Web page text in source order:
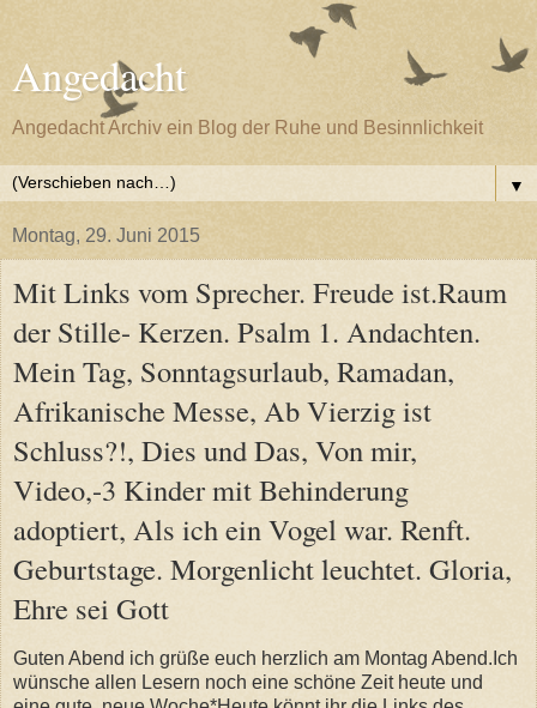
Angedacht
Angedacht Archiv ein Blog der Ruhe und Besinnlichkeit
▼
Montag, 29. Juni 2015
Mit Links vom Sprecher. Freude ist.Raum
der Stille- Kerzen. Psalm 1. Andachten.
Mein Tag, Sonntagsurlaub, Ramadan,
Afrikanische Messe, Ab Vierzig ist
Schluss?!, Dies und Das, Von mir,
Video,-3 Kinder mit Behinderung
adoptiert, Als ich ein Vogel war. Renft.
Geburtstage. Morgenlicht leuchtet. Gloria,
Ehre sei Gott
Guten Abend ich grüße euch herzlich am Montag Abend.Ich
wünsche allen Lesern noch eine schöne Zeit heute und